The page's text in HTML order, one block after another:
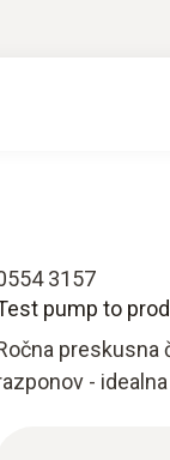
3157
pump to
preskusna
-